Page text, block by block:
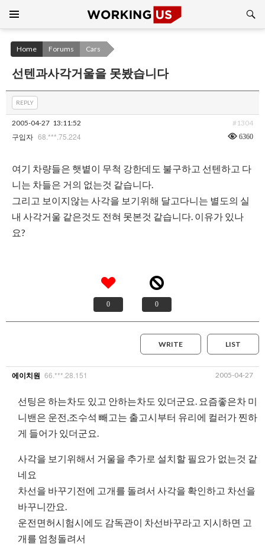
CONTENT
Home Forums Cars
선텐과사각거울을 못봤습니다
REPLY
2005-04-27 13:11:52 #1304
구입자 68.***.75.224 6360
여기 차량들은 햇볕이 무척 강한데도 불구하고 선텐하고 다
니는 차들은 거의 없는것 같습니다.
그리고 보이지않는 사각을 보기위해 달고다니는 별도의 실
내 사각거울 같은것도 전혀 못본것 같습니다. 이유가 있나
요?
0 0
LIST
WRITE
에이치원 66.***.28.151 2005-04-27
선팅은 하는차도 있고 안하는차도 있더군요. 요즘좋은차 미
니밴은 운전,조수석 빼고는 출고시부터 유리에 컬러가 찐하
게 들어가 있더군요.
사각을 보기위해서 거울을 추가로 설치할 필요가 없는것 같
네요
차선을 바꾸기전에 고개를 돌려서 사각을 확인하고 차선을
바꾸니깐요.
운전면허시험시에도 감독관이 차선바꾸라고 지시하면 고
개를 엄청돌려서